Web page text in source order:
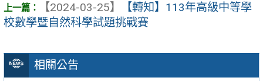
相關公告
【2024-03-25】
【轉知】113年高級中等學
校數學暨自然科學試題挑戰賽